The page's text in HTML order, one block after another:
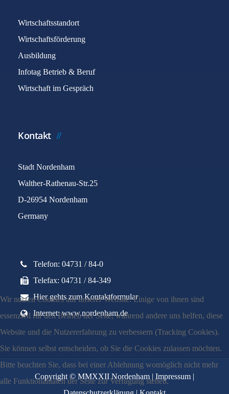
Wirtschaftsstandort
Wirtschaftsförderung
Ausbildung
Infotag Betrieb & Beruf
Wirtschaft im Gespräch
Kontakt
Stadt Nordenham
Walther-Rathenau-Str.25
D-26954 Nordenham
Germany
Telefon: 04731 / 84-0
Telefax: 04731 / 84-349
Hier gehts zum Kontaktformular
Internet: www.nordenham.de
Copyright © MMXXII Nordenham |Impressum |
Wir nutzen Cookies auf unserer Website. Einige von ihnen sind
essenziell für den Betrieb der Seite, während andere uns helfen, diese
Website und die Nutzererfahrung zu verbessern (Tracking Cookies).
Sie können selbst entscheiden, ob Sie die Cookies zulassen möchten.
Bitte beachten Sie, dass bei einer Ablehnung womöglich nicht mehr
alle Funktionalitäten der Seite zur Verfügung stehen.